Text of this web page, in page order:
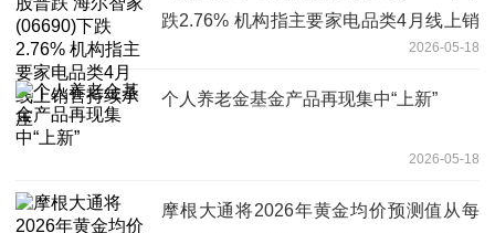
跌2.76% 机构指主要家电品类4月线上销
2026-05-18
个人养老金基金产品再现集中“上新”
2026-05-18
摩根大通将2026年黄金均价预测值从每